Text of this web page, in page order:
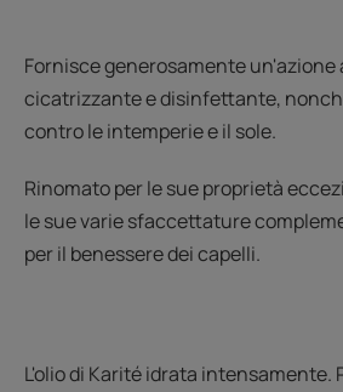
Fornisce generosamente
cicatrizzante e disinfettante,
contro le intemperie e il sole.
Rinomato per le sue proprietà
le sue varie sfaccettature
per il benessere dei capelli.
L'olio di Karité idrata intensamente.